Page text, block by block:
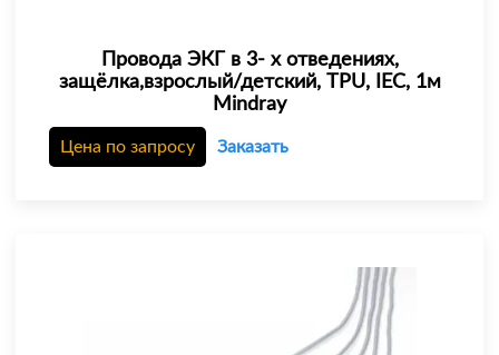
Провода ЭКГ в 3- х отведениях,
защёлка,взрослый/детский, TPU, IEC, 1м
Mindray
Цена по запросу Заказать